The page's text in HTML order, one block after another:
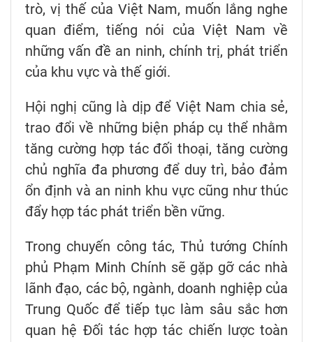
trò, vị thế của Việt Nam, muốn lắng nghe
quan điểm, tiếng nói của Việt Nam về
những vấn đề an ninh, chính trị, phát triển
của khu vực và thế giới.
Hội nghị cũng là dịp để Việt Nam chia sẻ,
trao đổi về những biện pháp cụ thể nhằm
tăng cường hợp tác đối thoại, tăng cường
chủ nghĩa đa phương để duy trì, bảo đảm
ổn định và an ninh khu vực cũng như thúc
đẩy hợp tác phát triển bền vững.
Trong chuyến công tác, Thủ tướng Chính
phủ Phạm Minh Chính sẽ gặp gỡ các nhà
lãnh đạo, các bộ, ngành, doanh nghiệp của
Trung Quốc để tiếp tục làm sâu sắc hơn
quan hệ Đối tác hợp tác chiến lược toàn